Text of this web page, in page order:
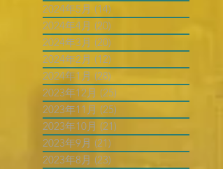
2024年5月 (14)
2024年4月 (20)
2024年3月 (20)
2024年2月 (12)
2024年1月 (28)
2023年12月 (25)
2023年11月 (25)
2023年10月 (21)
2023年9月 (21)
2023年8月 (23)